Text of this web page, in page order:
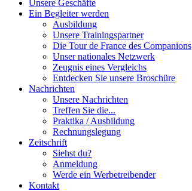
Unsere Geschäfte
Ein Begleiter werden
Ausbildung
Unsere Trainingspartner
Die Tour de France des Companions
Unser nationales Netzwerk
Zeugnis eines Vergleichs
Entdecken Sie unsere Broschüre
Nachrichten
Unsere Nachrichten
Treffen Sie die...
Praktika / Ausbildung
Rechnungslegung
Zeitschrift
Siehst du?
Anmeldung
Werde ein Werbetreibender
Kontakt